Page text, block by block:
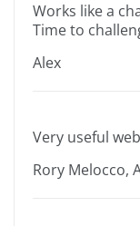
Works like a
Time to
Alex
Very useful
Rory Melocco,